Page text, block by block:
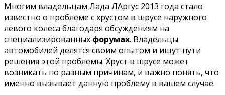
Многим владельцам Лада ЛАргус 2013 года стало
известно о проблеме с хрустом в шрусе наружного
левого колеса благодаря обсуждениям на
специализированных форумах. Владельцы
автомобилей делятся своим опытом и ищут пути
решения этой проблемы. Хруст в шрусе может
возникать по разным причинам, и важно понять, что
именно вызывает данную проблему в вашем случае.